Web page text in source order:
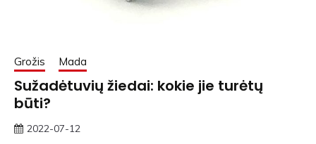
Grožis Mada
Sužadėtuvių žiedai: kokie jie turėtų
būti?
2022-07-12